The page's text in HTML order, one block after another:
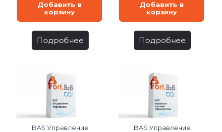
Добавить в
корзину
Подробнее
Добавить в
корзину
Подробнее
BAS Управление
BAS Управление